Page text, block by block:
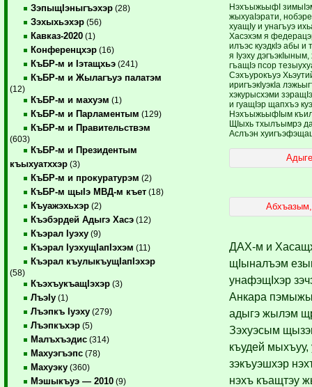
ЗэпыщIэныгъэхэр (28)
Зэхыхьэхэр (56)
Кавказ-2020 (1)
Конференцхэр (16)
КъБР-м и Iэтащхьэ (241)
КъБР-м и Жылагъуэ палатэм
(12)
КъБР-м и махуэм (1)
КъБР-м и Парламентым (129)
КъБР-м и Правительствэм
(603)
КъБР-м и Президентым
къыхуатххэр (3)
КъБР-м и прокуратурэм (2)
КъБР-м щыIэ МВД-м къет (18)
Къуажэхьхэр (2)
Къэбэрдей Адыгэ Хасэ (12)
Къэрал Iуэху (9)
Къэрал IуэхущIапIэхэм (11)
Къэрал къулыкъущIапIэхэр
(58)
КъэхъукъащIэхэр (3)
ЛъэIу (1)
Лъэпкъ Iуэху (279)
Лъэпкъхэр (5)
Малъхъэдис (314)
Махуэгъэпс (78)
Махуэку (360)
Мэшыкъуэ — 2010 (9)
НэхъыжьыфI
жыхуаIэрати,
хуащIу и унагъуэ
Хасэхэм я
илъэс куэдкIэ абы и
я Iуэху
гъащIэ псор
Сэхъурокъуэ
иригъэкIуэкIа
хэкурысхэми
и гуащIэр щапхъэ
НэхъыжьыфIым
ЩIыхь тхылъымрэ
Аслъэн
ДАХ-м и
щIыналъэм
унафэщIхэр
Анкара
адыгэ жылэм
Зэхуэсым
къудей
зэкъуэшхэр
нэхъ къащтэу